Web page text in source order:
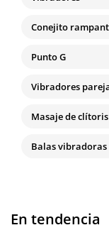
Conejito
Punto G
Vibradores
Masaje de clítoris
Balas vibradoras
En tendencia